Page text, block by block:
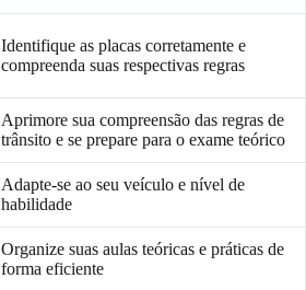
Identifique as placas corretamente e
compreenda suas respectivas regras
Aprimore sua compreensão das regras de
trânsito e se prepare para o exame teórico
Adapte-se ao seu veículo e nível de
habilidade
Organize suas aulas teóricas e práticas de
forma eficiente